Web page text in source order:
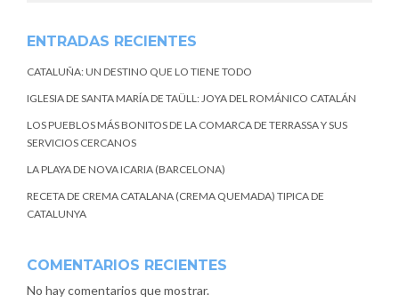
ENTRADAS RECIENTES
CATALUÑA: UN DESTINO QUE LO TIENE TODO
IGLESIA DE SANTA MARÍA DE TAÜLL: JOYA DEL ROMÁNICO CATALÁN
LOS PUEBLOS MÁS BONITOS DE LA COMARCA DE TERRASSA Y SUS
SERVICIOS CERCANOS
LA PLAYA DE NOVA ICARIA (BARCELONA)
RECETA DE CREMA CATALANA (CREMA QUEMADA) TIPICA DE
CATALUNYA
COMENTARIOS RECIENTES
No hay comentarios que mostrar.